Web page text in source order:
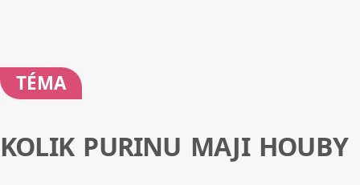
TÉMA
KOLIK PURINU MAJI HOUBY